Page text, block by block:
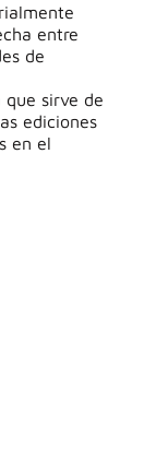
entre
de
que sirve de
ediciones
en el